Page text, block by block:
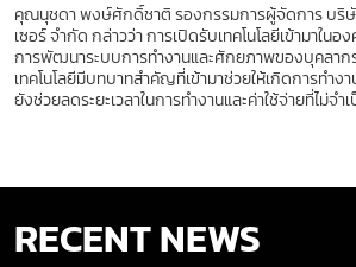
คุณนุชดา พงษ์ศักดิ์ชาติ รองกรรมการผู้จัดการ บริษั
เซอร์ จํากัด กล่าวว่า การเปิดรับเทคโนโลยีเข้ามาในอ
การพัฒนาระบบการทำงานและศักยภาพของบุคลาก
เทคโนโลยีมีบทบาทสำคัญที่เข้ามาช่วยให้เกิดการทำง
ยังช่วยลดระยะเวลาในการทำงานและค่าใช้จ่ายที่ไม่จ
RECENT NEWS